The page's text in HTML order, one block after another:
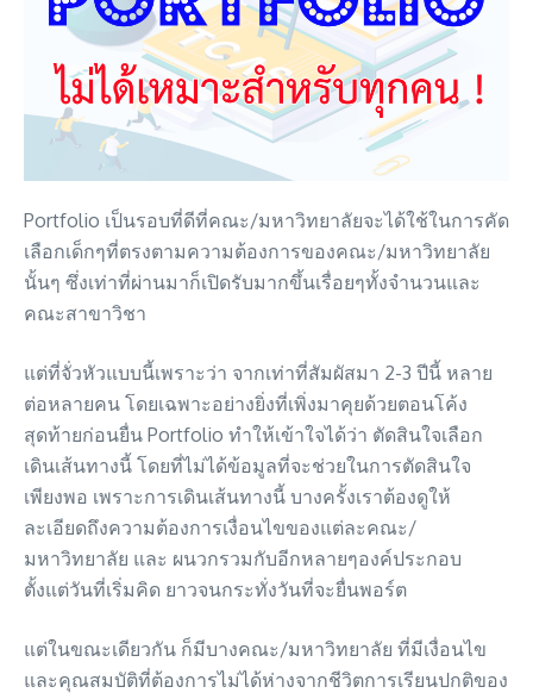
Portfolio เป็นรอบที่ดีที่คณะ/มหาวิทยาลัยจะได้ใช้ในการคัด
เลือกเด็กๆที่ตรงตามความต้องการของคณะ/มหาวิทยาลัย
นั้นๆ ซึ่งเท่าที่ผ่านมาก็เปิดรับมากขึ้นเรื่อยๆทั้งจำนวนและ
คณะสาขาวิชา
แต่ที่จั่วหัวแบบนี้เพราะว่า จากเท่าที่สัมผัสมา 2-3 ปีนี้ หลาย
ต่อหลายคน โดยเฉพาะอย่างยิ่งที่เพิ่งมาคุยด้วยตอนโค้ง
สุดท้ายก่อนยื่น Portfolio ทำให้เข้าใจได้ว่า ตัดสินใจเลือก
เดินเส้นทางนี้ โดยที่ไม่ได้ข้อมูลที่จะช่วยในการตัดสินใจ
เพียงพอ เพราะการเดินเส้นทางนี้ บางครั้งเราต้องดูให้
ละเอียดถึงความต้องการเงื่อนไขของแต่ละคณะ/
มหาวิทยาลัย และ ผนวกรวมกับอีกหลายๆองค์ประกอบ
ตั้งแต่วันที่เริ่มคิด ยาวจนกระทั่งวันที่จะยื่นพอร์ต
แต่ในขณะเดียวกัน ก็มีบางคณะ/มหาวิทยาลัย ที่มีเงื่อนไข
และคุณสมบัติที่ต้องการไม่ได้ห่างจากชีวิตการเรียนปกติของ